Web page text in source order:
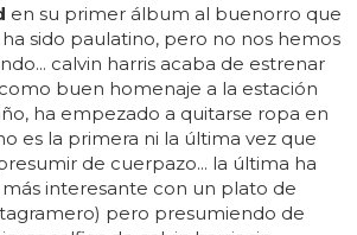
en su primer álbum al buenorro que
sido paulatino, pero no nos hemos
calvin harris acaba de estrenar
buen homenaje a la estación
ha empezado a quitarse ropa en
es la primera ni la última vez que
de cuerpazo... la última ha
interesante con un plato de
pero presumiendo de